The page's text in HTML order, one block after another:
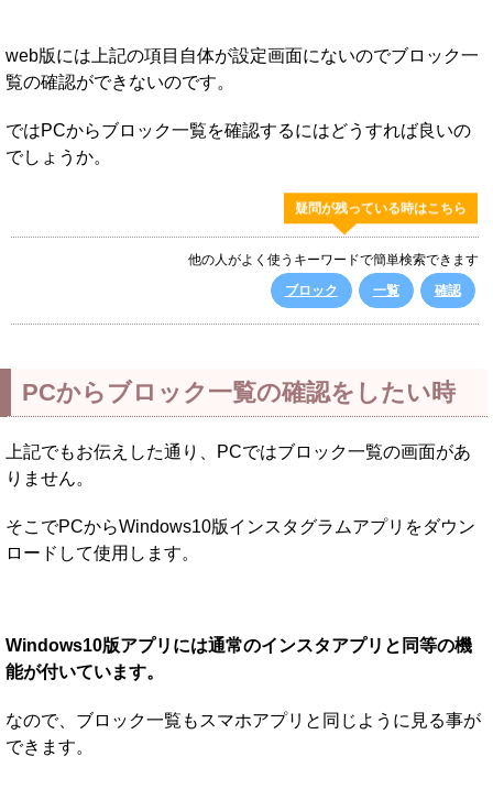
web版には上記の項目自体が設定画面にないのでブロック一
覧の確認ができないのです。
ではPCからブロック一覧を確認するにはどうすれば良いの
でしょうか。
疑問が残っている時はこちら
他の人がよく使うキーワードで簡単検索できます
ブロック
一覧 確認
PCからブロック一覧の確認をしたい時
上記でもお伝えした通り、PCではブロック一覧の画面があ
りません。
そこでPCからWindows10版インスタグラムアプリをダウン
ロードして使用します。
Windows10版アプリには通常のインスタアプリと同等の機
能が付いています。
なので、ブロック一覧もスマホアプリと同じように見る事が
できます。